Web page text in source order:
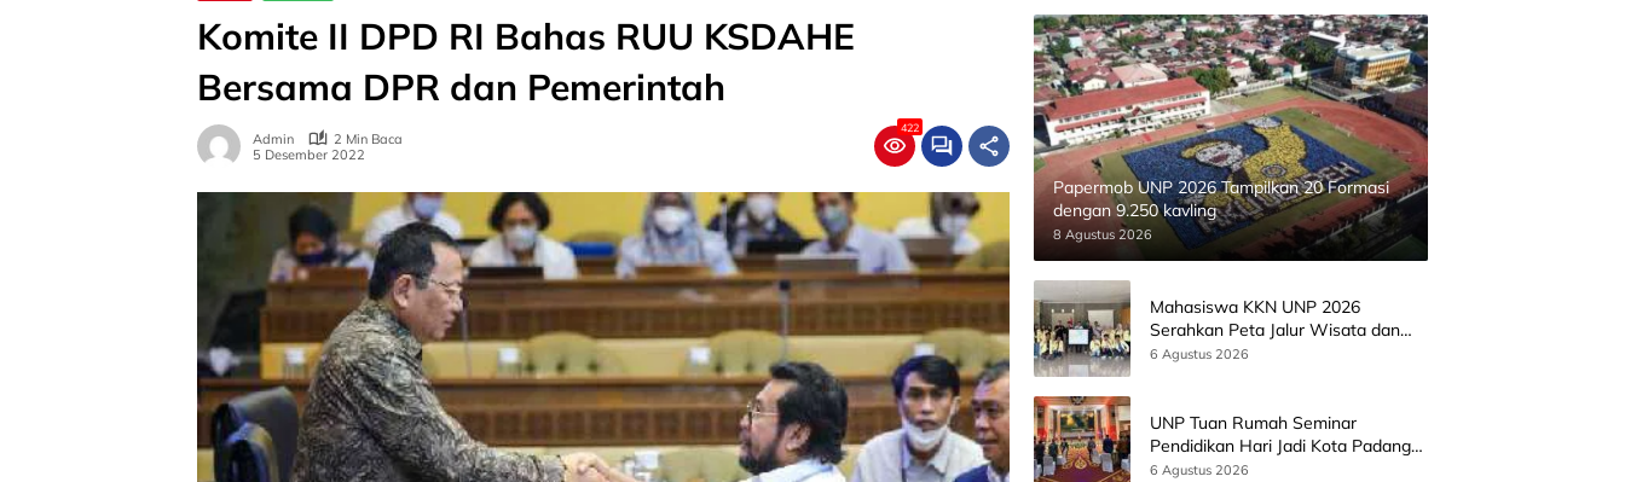
Komite II DPD RI Bahas RUU KSDAHE
Bersama DPR dan Pemerintah
Admin
2 Min Baca
5 Desember 2022
422
Papermob UNP 2026 Tampilkan 20 Formasi
dengan 9.250 kavling
8 Agustus 2026
Mahasiswa KKN UNP 2026
Serahkan Peta Jalur Wisata dan
Peta Administrasi Nagari
6 Agustus 2026
UNP Tuan Rumah Seminar
Pendidikan Hari Jadi Kota Padang
Bersama Wamen Diktisainstek dan
6 Agustus 2026